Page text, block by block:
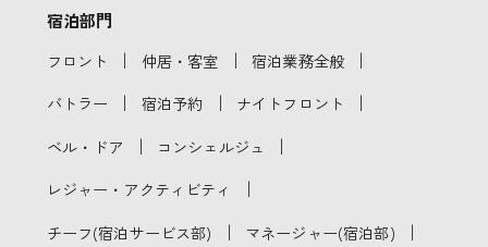
宿泊部門
フロント ｜ 仲居・客室 ｜ 宿泊業務全般 ｜
バトラー ｜ 宿泊予約 ｜ ナイトフロント ｜
ベル・ドア ｜ コンシェルジュ ｜
レジャー・アクティビティ ｜
チーフ(宿泊サービス部) ｜ マネージャー(宿泊部) ｜